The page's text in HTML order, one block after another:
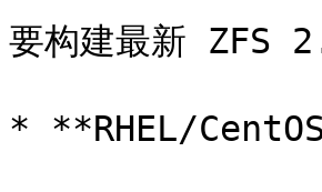
要构建最新 ZFS
* **RHEL/